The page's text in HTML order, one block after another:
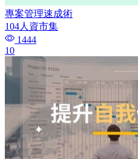
專案管理速成術
104人資市集
1444
10